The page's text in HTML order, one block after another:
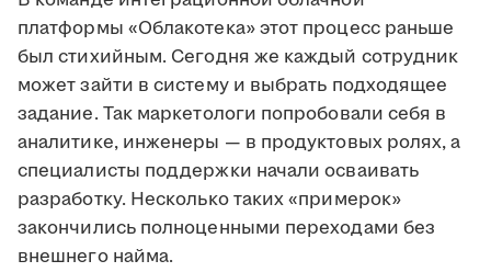
платформы «Облакотека» этот процесс раньше
был стихийным. Сегодня же каждый сотрудник
может зайти в систему и выбрать подходящее
задание. Так маркетологи попробовали себя в
аналитике, инженеры — в продуктовых ролях, а
специалисты поддержки начали осваивать
разработку. Несколько таких «примерок»
закончились полноценными переходами без
внешнего найма.